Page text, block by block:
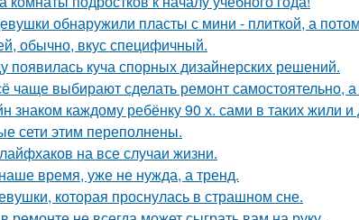
обнаружили пласты с мини - плиткой, а
обычно, вкус специфичный.
появилась куча спорных дизайнерских решений.
чаще выбирают сделать ремонт самостоятельно,
знаком каждому ребёнку 90 х. сами в таких жили и
сети этим переполнены.
на все случаи жизни.
время, уже не нужда, а тренд.
которая проснулась в страшном сне.